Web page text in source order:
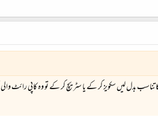
بدل لیں سکویز کر کے یا سٹریچ کر کے تو وہ کاپی رائٹ